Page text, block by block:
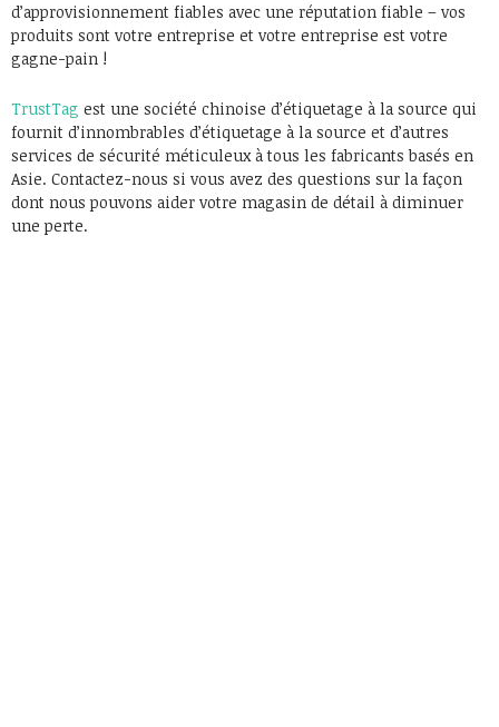
d’approvisionnement fiables avec une réputation fiable – vos
produits sont votre entreprise et votre entreprise est votre
gagne-pain !
TrustTag est une société chinoise d’étiquetage à la source qui
fournit d’innombrables d’étiquetage à la source et d’autres
services de sécurité méticuleux à tous les fabricants basés en
Asie. Contactez-nous si vous avez des questions sur la façon
dont nous pouvons aider votre magasin de détail à diminuer
une perte.